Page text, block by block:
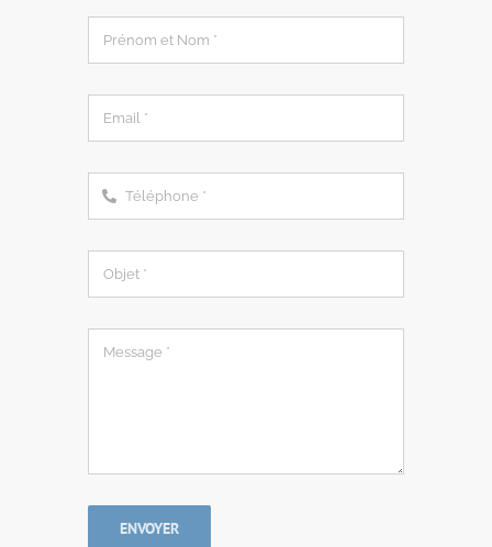
ENVOYER